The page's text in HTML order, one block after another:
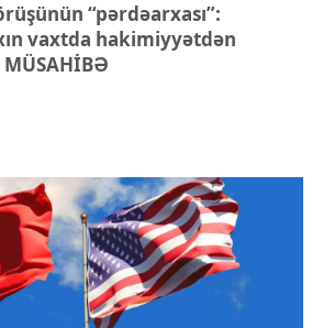
“pərdəarxası”:
vaxtda hakimiyyətdən